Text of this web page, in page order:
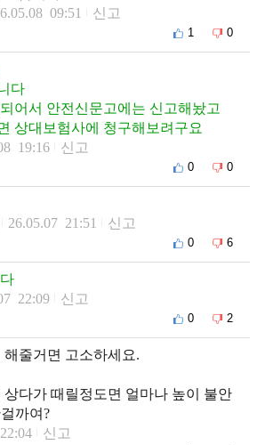
09:51 신고
1 0
다
어서 안전신문고에는 신고해놨고
상대보험사에 청구해보려구요
19:16 신고
0 0
26.05.07 21:51 신고
0 6
22:09 신고
0 2
해줄거면 고소하세요.
상다가 때릴정도면 얼마나 높이 불안
까여?
신고